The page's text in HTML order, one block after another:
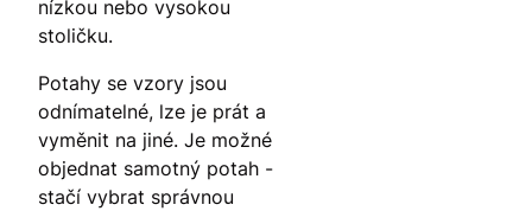
nízkou nebo vysokou
stoličku.
Potahy se vzory jsou
odnímatelné, lze je prát a
vyměnit na jiné. Je možné
objednat samotný potah -
stačí vybrat správnou